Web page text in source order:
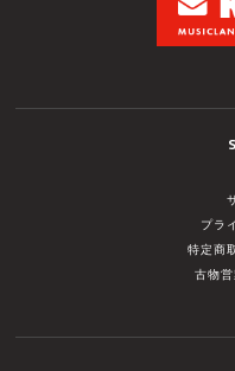
プラ
特定商
古物